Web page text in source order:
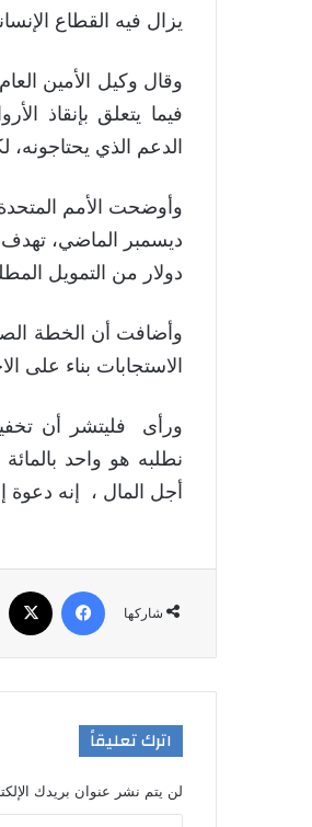
يزال فيه القطاع
وقال وكيل الأمين
فيما يتعلق بإنقاذ
الدعم الذي يحتاجونه،
دولار من التمويل المطلوب البالغ 44 مليار دولار ، وهو ما يمثل
وأضافت أن الخطة
الاستجابات بناء على
ورأى فليتشر أن
نطلبه هو واحد
أجل المال ، إنه دعوة
شاركها
اترك تعليقاً
لن يتم نشر عنوان بريدك